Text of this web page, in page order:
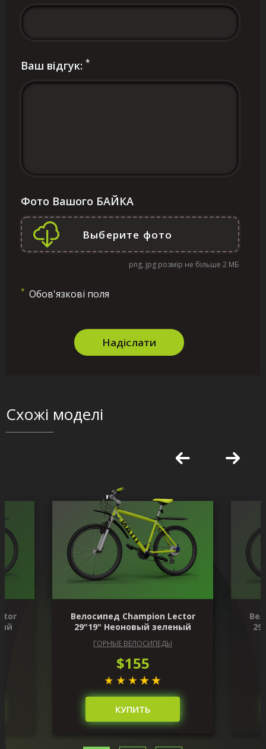
Ваш відгук: *
Фото Вашого БАЙКА
png, jpg розмір не більше 2 МБ
* Обов'язкові поля
Надіслати
Схожі моделі
Велосипед Champion Lector
29"19" Неоновый зеленый
ГОРНЫЕ ВЕЛОСИПЕДЫ
$155
КУПИТЬ